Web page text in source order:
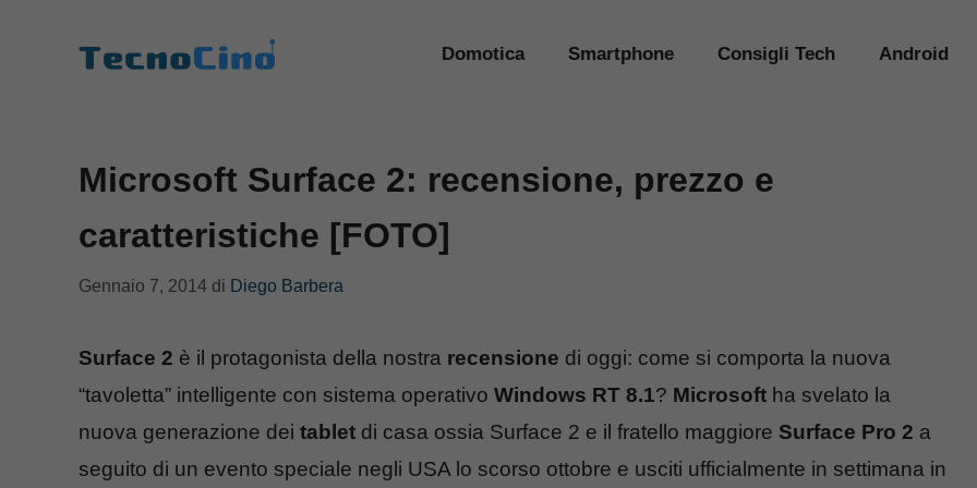
Domotica Smartphone Consigli Tech Android
Microsoft Surface 2: recensione, prezzo e
caratteristiche [FOTO]
Gennaio 7, 2014 di Diego Barbera
Surface 2 è il protagonista della nostra recensione di oggi: come si comporta la nuova
“tavoletta” intelligente con sistema operativo Windows RT 8.1? Microsoft ha svelato la
nuova generazione dei tablet di casa ossia Surface 2 e il fratello maggiore Surface Pro 2 a
seguito di un evento speciale negli USA lo scorso ottobre e usciti ufficialmente in settimana in